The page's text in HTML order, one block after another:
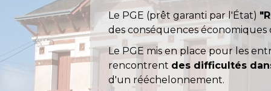
Le PGE (prêt garanti par l'État)
des conséquences
Le PGE mis en place pour les
rencontrent des difficultés
d'un rééchelonnement.